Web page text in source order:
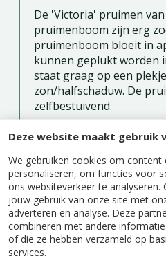
Deze website maakt gebruik
We gebruiken cookies om content
personaliseren, om functies voor
ons websiteverkeer te
jouw gebruik van onze site met
adverteren en analyse. Deze
combineren met andere
of die ze hebben verzameld op
services.
De 'Victoria' pruimen
pruimenboom zijn erg
pruimenboom bloeit in
kunnen geplukt worden
staat graag op een
zon/halfschaduw. De
zelfbestuivend.
voldoende belichting in
Bemestde
organische meststof.
kalkrijke, voedzame en